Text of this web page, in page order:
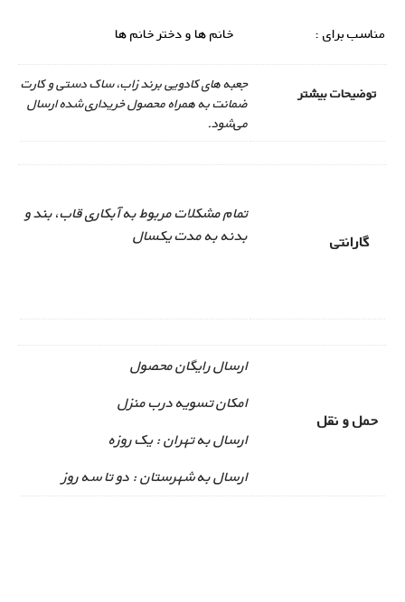
مناسب برای : خانم ها و دختر خانم ها
توضیحات بیشتر
جعبه های کادویی برند زاب، ساک دستی و کارت
ضمانت به همراه محصول خریداری شده ارسال
می‌شود.
گارانتی
تمام مشکلات مربوط به آبکاری قاب، بند و
بدنه به مدت یکسال
حمل و نقل
ارسال رایگان محصول
امکان تسویه درب منزل
ارسال به تهران : یک روزه
ارسال به شهرستان : دو تا سه روز